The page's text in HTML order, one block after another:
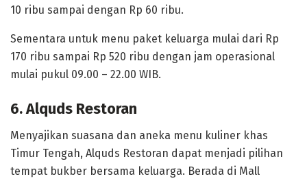
10 ribu sampai dengan Rp 60 ribu.
Sementara untuk menu paket keluarga mulai dari Rp
170 ribu sampai Rp 520 ribu dengan jam operasional
mulai pukul 09.00 – 22.00 WIB.
6. Alquds Restoran
Menyajikan suasana dan aneka menu kuliner khas
Timur Tengah, Alquds Restoran dapat menjadi pilihan
tempat bukber bersama keluarga. Berada di Mall